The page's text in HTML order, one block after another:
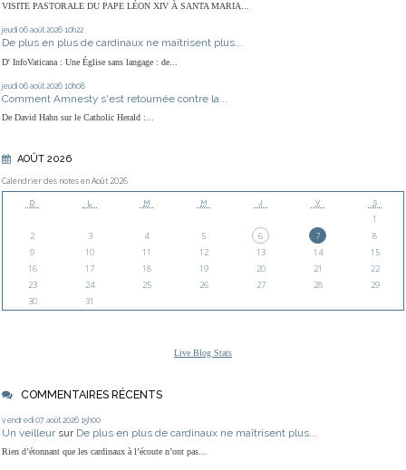
VISITE PASTORALE DU PAPE LÉON XIV À SANTA MARIA...
jeudi 06 août 2026 10h22
De plus en plus de cardinaux ne maîtrisent plus...
D' InfoVaticana : Une Église sans langage : de...
jeudi 06 août 2026 10h08
Comment Amnesty s'est retournée contre la...
De David Hahn sur le Catholic Herald :...
AOÛT 2026
Calendrier des notes en Août 2026
D L M M J V S
1
2
3 4 5 6 7
8
9
10 11 12 13 14
15
16
17 18 19 20 21
22
23
24 25 26 27 28
29
30
31
Live Blog Stats
COMMENTAIRES RÉCENTS
vendredi 07 août 2026 15h00
Un veilleur sur De plus en plus de cardinaux ne maîtrisent plus...
Rien d’étonnant que les cardinaux à l’écoute n’ont pas...